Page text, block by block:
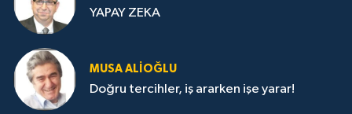
YAPAY ZEKA
MUSA ALIOĞLU
Doğru tercihler, iş ararken işe yarar!